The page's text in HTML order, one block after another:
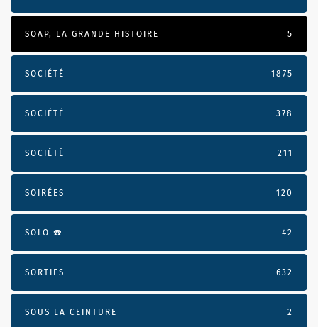
SOAP, LA GRANDE HISTOIRE 5
SOCIÉTÉ 1875
SOCIÉTÉ 378
SOCIÉTÉ 211
SOIRÉES 120
SOLO ☎️ 42
SORTIES 632
SOUS LA CEINTURE 2